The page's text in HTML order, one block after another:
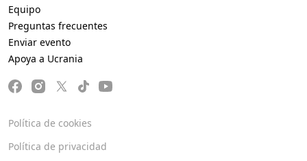
Equipo
Preguntas frecuentes
Enviar evento
Apoya a Ucrania
Política de cookies
Política de privacidad